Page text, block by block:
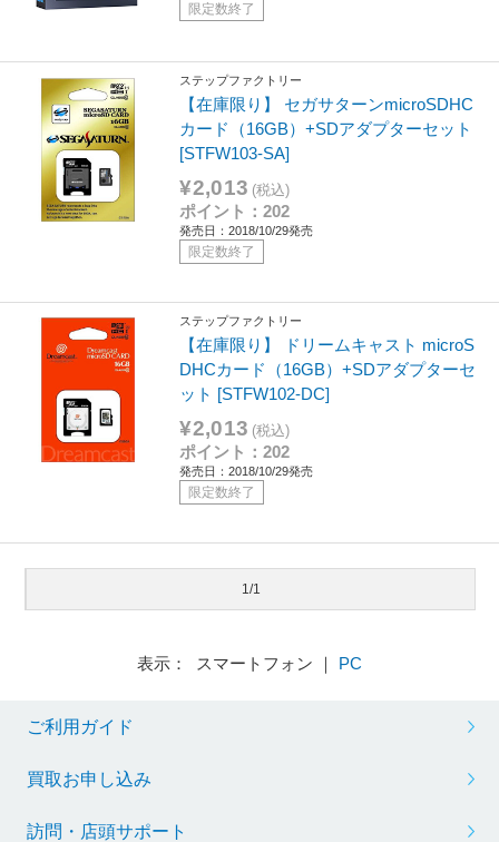
限定数終了
ステップファクトリー
【在庫限り】 セガサターンmicroSDHC
カード（16GB）+SDアダプターセット
[STFW103-SA]
¥2,013 (税込)
ポイント：202
発売日：2018/10/29発売
限定数終了
ステップファクトリー
【在庫限り】 ドリームキャスト microS
DHCカード（16GB）+SDアダプターセ
ット [STFW102-DC]
¥2,013 (税込)
ポイント：202
発売日：2018/10/29発売
限定数終了
1/1
表示： スマートフォン ｜ PC
ご利用ガイド
買取お申し込み
訪問・店頭サポート